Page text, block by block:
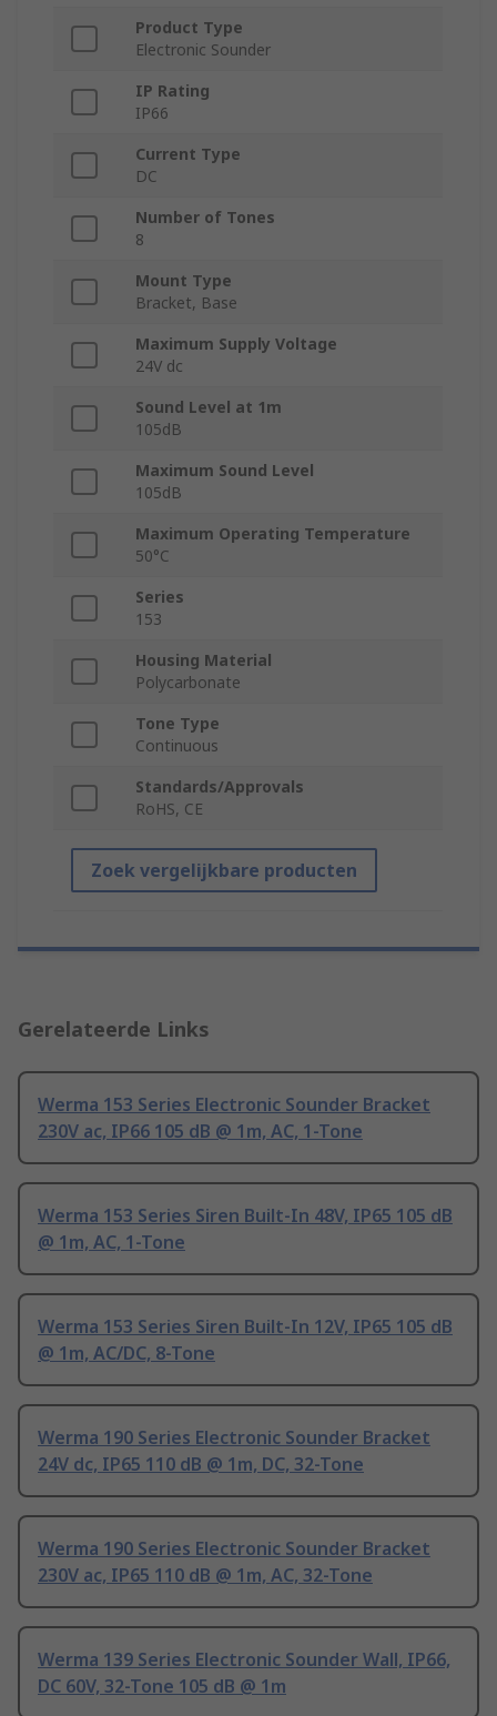
Product Type
Electronic Sounder
IP Rating
IP66
Current Type
DC
Number of Tones
8
Mount Type
Bracket, Base
Maximum Supply Voltage
24V dc
Sound Level at 1m
105dB
Maximum Sound Level
105dB
Maximum Operating Temperature
50°C
Series
153
Housing Material
Polycarbonate
Tone Type
Continuous
Standards/Approvals
RoHS, CE
Zoek vergelijkbare producten
Gerelateerde Links
Werma 153 Series Electronic Sounder Bracket
230V ac, IP66 105 dB @ 1m, AC, 1-Tone
Werma 153 Series Siren Built-In 48V, IP65 105 dB
@ 1m, AC, 1-Tone
Werma 153 Series Siren Built-In 12V, IP65 105 dB
@ 1m, AC/DC, 8-Tone
Werma 190 Series Electronic Sounder Bracket
24V dc, IP65 110 dB @ 1m, DC, 32-Tone
Werma 190 Series Electronic Sounder Bracket
230V ac, IP65 110 dB @ 1m, AC, 32-Tone
Werma 139 Series Electronic Sounder Wall, IP66,
DC 60V, 32-Tone 105 dB @ 1m